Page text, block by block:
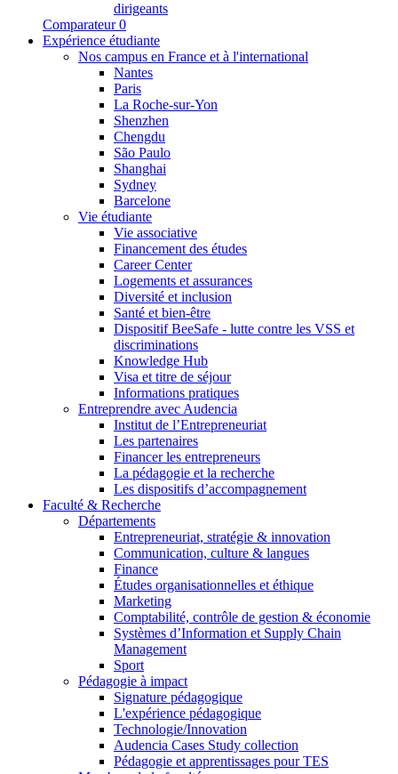
dirigeants
Comparateur 0
Expérience étudiante
Nos campus en France et à l'international
Nantes
Paris
La Roche-sur-Yon
Shenzhen
Chengdu
São Paulo
Shanghai
Sydney
Barcelone
Vie étudiante
Vie associative
Financement des études
Career Center
Logements et assurances
Diversité et inclusion
Santé et bien-être
Dispositif BeeSafe - lutte contre les VSS et
discriminations
Knowledge Hub
Visa et titre de séjour
Informations pratiques
Entreprendre avec Audencia
Institut de l’Entrepreneuriat
Les partenaires
Financer les entrepreneurs
La pédagogie et la recherche
Les dispositifs d’accompagnement
Faculté & Recherche
Départements
Entrepreneuriat, stratégie & innovation
Communication, culture & langues
Finance
Études organisationnelles et éthique
Marketing
Comptabilité, contrôle de gestion & économie
Systèmes d’Information et Supply Chain
Management
Sport
Pédagogie à impact
Signature pédagogique
L'expérience pédagogique
Technologie/Innovation
Audencia Cases Study collection
Pédagogie et apprentissages pour TES